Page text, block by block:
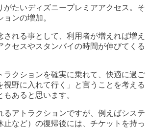
がたいディズニープレミアアクセス。そ
ンの増加。
される事として、利用者が増えれば増え
クセスやスタンバイの時間が伸びてくる
ラクションを確実に乗れて、快適に過ご
視野に入れて行く」と言うことを考える
あると思います。
るアトラクションですが、例えばシステ
止など）の復帰後には、チケットを持っ